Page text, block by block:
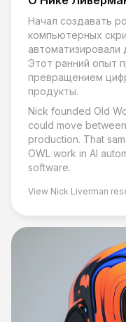
Начал создавать
компьютерных
Этот ранний опыт
превращением
продукты.
Nick founded Old
could move
production. That
OWL work in AI
software.
View Nick Liverman